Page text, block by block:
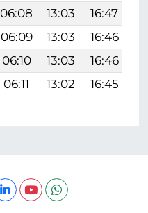
06:08 13:03 16:47
06:09 13:03 16:46
06:10 13:03 16:46
06:11 13:02 16:45